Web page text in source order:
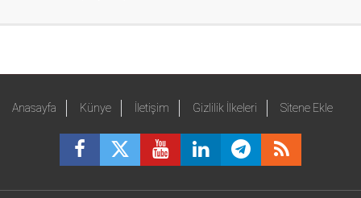
Anasayfa Künye İletişim Gizlilik İlkeleri Sitene Ekle